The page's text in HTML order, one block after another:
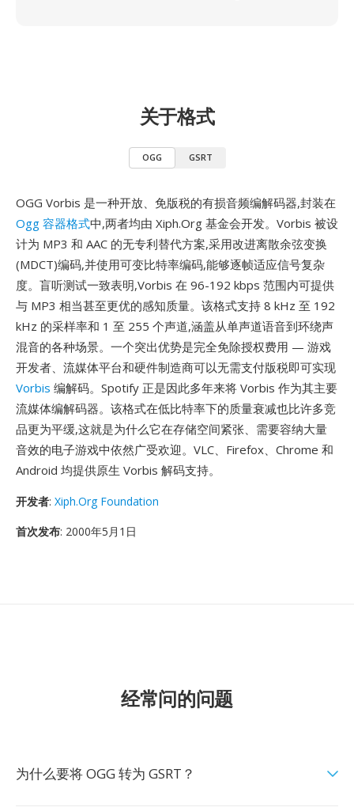
关于格式
OGG GSRT
OGG Vorbis 是一种开放、免版税的有损音频编解码器,封装在
Ogg 容器格式中,两者均由 Xiph.Org 基金会开发。Vorbis 被设
计为 MP3 和 AAC 的无专利替代方案,采用改进离散余弦变换
(MDCT)编码,并使用可变比特率编码,能够逐帧适应信号复杂
度。盲听测试一致表明,Vorbis 在 96-192 kbps 范围内可提供
与 MP3 相当甚至更优的感知质量。该格式支持 8 kHz 至 192
kHz 的采样率和 1 至 255 个声道,涵盖从单声道语音到环绕声
混音的各种场景。一个突出优势是完全免除授权费用 — 游戏
开发者、流媒体平台和硬件制造商可以无需支付版税即可实现
Vorbis 编解码。Spotify 正是因此多年来将 Vorbis 作为其主要
流媒体编解码器。该格式在低比特率下的质量衰减也比许多竞
品更为平缓,这就是为什么它在存储空间紧张、需要容纳大量
音效的电子游戏中依然广受欢迎。VLC、Firefox、Chrome 和
Android 均提供原生 Vorbis 解码支持。
开发者: Xiph.Org Foundation
首次发布: 2000年5月1日
经常问的问题
为什么要将 OGG 转为 GSRT？